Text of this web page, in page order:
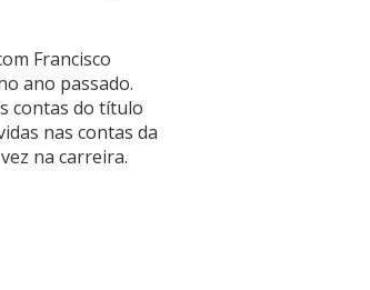
Francisco
ano passado.
contas do título
nas contas da
na carreira.